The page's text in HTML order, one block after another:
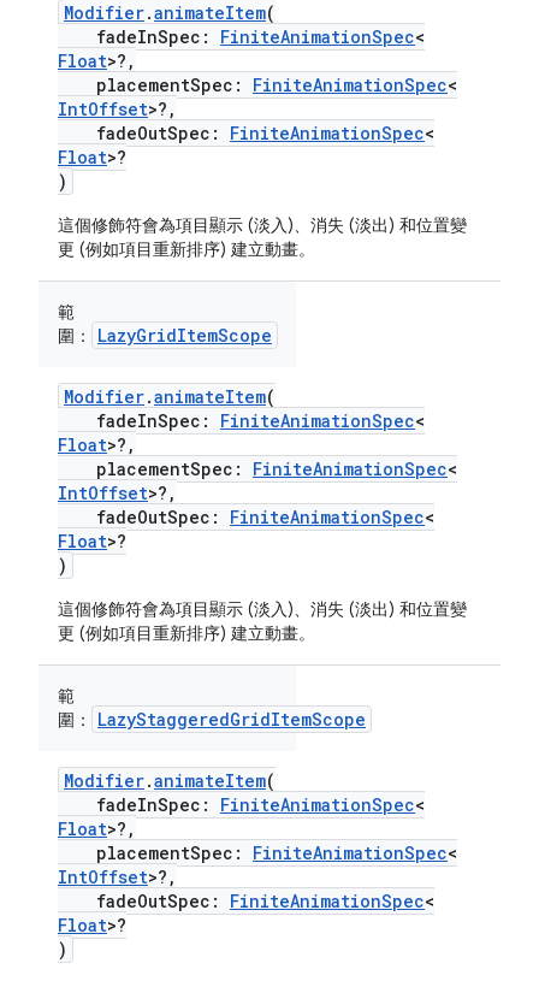
Modifier.animateItem(
fadeInSpec: FiniteAnimationSpec<
Float>?,
placementSpec: FiniteAnimationSpec<
IntOffset>?,
fadeOutSpec: FiniteAnimationSpec<
Float>?
)
這個修飾符會為項目顯示 (淡入)、消失 (淡出) 和位置變
更 (例如項目重新排序) 建立動畫。
範
圍：
LazyGridItemScope
Modifier.animateItem(
fadeInSpec: FiniteAnimationSpec<
Float>?,
placementSpec: FiniteAnimationSpec<
IntOffset>?,
fadeOutSpec: FiniteAnimationSpec<
Float>?
)
這個修飾符會為項目顯示 (淡入)、消失 (淡出) 和位置變
更 (例如項目重新排序) 建立動畫。
範
圍：
LazyStaggeredGridItemScope
Modifier.animateItem(
fadeInSpec: FiniteAnimationSpec<
Float>?,
placementSpec: FiniteAnimationSpec<
IntOffset>?,
fadeOutSpec: FiniteAnimationSpec<
Float>?
)